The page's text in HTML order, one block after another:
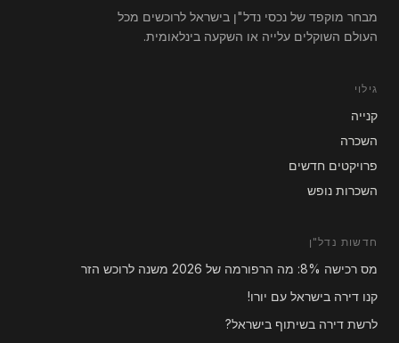
מבחר מוקפד של נכסי נדל"ן בישראל לרוכשים מכל
העולם השוקלים עלייה או השקעה בינלאומית.
גילוי
קנייה
השכרה
פרויקטים חדשים
השכרות נופש
חדשות נדל"ן
מס רכישה 8%: מה הרפורמה של 2026 משנה לרוכש הזר
קנו דירה בישראל עם יורו!
לרשת דירה בשיתוף בישראל?